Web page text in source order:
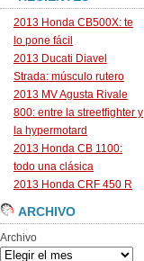
2013 Honda CB500X: te
lo pone fácil
2013 Ducati Diavel
Strada: músculo rutero
2013 MV Agusta Rivale
800: entre la streetfighter y
la hypermotard
2013 Honda CB 1100:
todo una clásica
2013 Honda CRF 450 R
ARCHIVO
Archivo